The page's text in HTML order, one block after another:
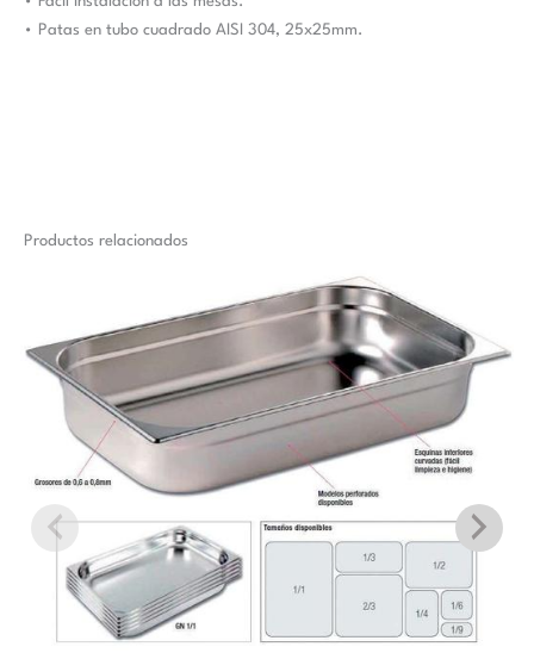
• Patas en tubo cuadrado AISI 304, 25x25mm.
Productos relacionados